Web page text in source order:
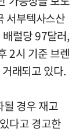
서부텍사스산
럴당 97달러,
2시 기준 브렌
래되고 있다.
될 경우 재고
다고 경고한